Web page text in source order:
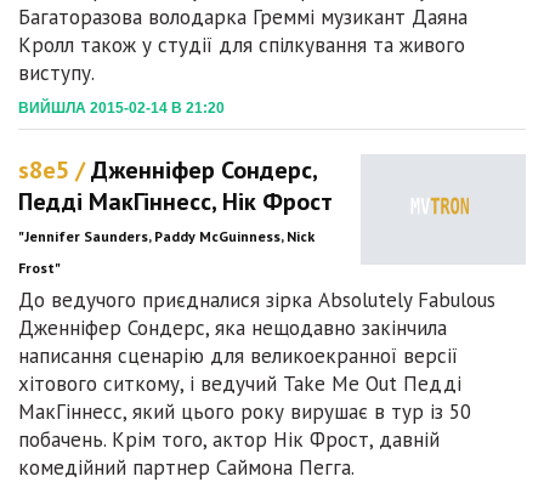
Багаторазова володарка Греммі музикант Даяна
Кролл також у студії для спілкування та живого
виступу.
ВИЙШЛА 2015-02-14 В 21:20
s8e5 /Дженніфер Сондерс,
Педді МакГіннесс, Нік Фрост
"Jennifer Saunders, Paddy McGuinness, Nick
Frost"
До ведучого приєдналися зірка Absolutely Fabulous
Дженніфер Сондерс, яка нещодавно закінчила
написання сценарію для великоекранної версії
хітового ситкому, і ведучий Take Me Out Педді
МакГіннесс, який цього року вирушає в тур із 50
побачень. Крім того, актор Нік Фрост, давній
комедійний партнер Саймона Пегга.